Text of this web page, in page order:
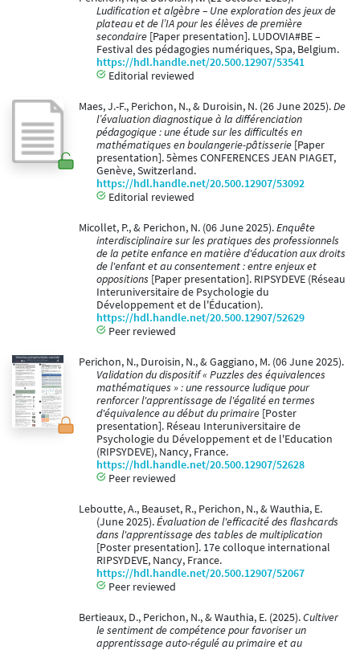
Ludification et algèbre – Une exploration des jeux de
plateau et de l’IA pour les élèves de première
secondaire [Paper presentation]. LUDOVIA#BE –
Festival des pédagogies numériques, Spa, Belgium.
https://hdl.handle.net/20.500.12907/53541
Editorial reviewed
Maes, J.-F., Perichon, N., & Duroisin, N. (26 June 2025).De
l’évaluation diagnostique à la différenciation
pédagogique : une étude sur les difficultés en
mathématiques en boulangerie-pâtisserie [Paper
presentation]. 5èmes CONFERENCES JEAN PIAGET,
Genève, Switzerland.
https://hdl.handle.net/20.500.12907/53092
Editorial reviewed
Micollet, P., & Perichon, N. (06 June 2025).Enquête
interdisciplinaire sur les pratiques des professionnels
de la petite enfance en matière d'éducation aux droits
de l'enfant et au consentement : entre enjeux et
oppositions [Paper presentation]. RIPSYDEVE (Réseau
Interuniversitaire de Psychologie du
Développement et de l'Éducation).
https://hdl.handle.net/20.500.12907/52629
Peer reviewed
Perichon, N., Duroisin, N., & Gaggiano, M. (06 June 2025).
Validation du dispositif « Puzzles des équivalences
mathématiques » : une ressource ludique pour
renforcer l'apprentissage de l'égalité en termes
d'équivalence au début du primaire [Poster
presentation]. Réseau Interuniversitaire de
Psychologie du Développement et de l'Education
(RIPSYDEVE), Nancy, France.
https://hdl.handle.net/20.500.12907/52628
Peer reviewed
Leboutte, A., Beauset, R., Perichon, N., & Wauthia, E.
(June 2025).Évaluation de l'efficacité des flashcards
dans l'apprentissage des tables de multiplication
[Poster presentation]. 17e colloque international
RIPSYDEVE, Nancy, France.
https://hdl.handle.net/20.500.12907/52067
Peer reviewed
Bertieaux, D., Perichon, N., & Wauthia, E. (2025).Cultiver
le sentiment de compétence pour favoriser un
apprentissage auto-régulé au primaire et au